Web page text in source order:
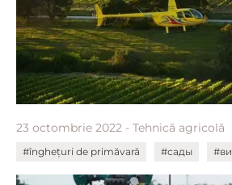
23 octombrie 2022 - Tehnică agricolă
#înghețuri de primăvară #сады